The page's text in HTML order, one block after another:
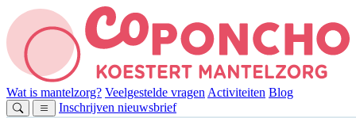
Wat is mantelzorg? Veelgestelde vragen Activiteiten Blog
Inschrijven nieuwsbrief